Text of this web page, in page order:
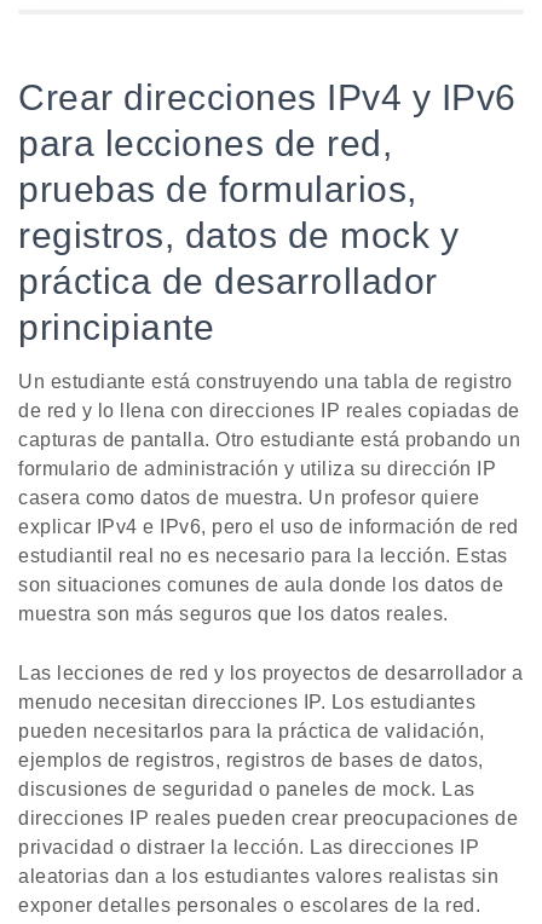
Crear direcciones IPv4 y IPv6
para lecciones de red,
pruebas de formularios,
registros, datos de mock y
práctica de desarrollador
principiante
Un estudiante está construyendo una tabla de registro
de red y lo llena con direcciones IP reales copiadas de
capturas de pantalla. Otro estudiante está probando un
formulario de administración y utiliza su dirección IP
casera como datos de muestra. Un profesor quiere
explicar IPv4 e IPv6, pero el uso de información de red
estudiantil real no es necesario para la lección. Estas
son situaciones comunes de aula donde los datos de
muestra son más seguros que los datos reales.
Las lecciones de red y los proyectos de desarrollador a
menudo necesitan direcciones IP. Los estudiantes
pueden necesitarlos para la práctica de validación,
ejemplos de registros, registros de bases de datos,
discusiones de seguridad o paneles de mock. Las
direcciones IP reales pueden crear preocupaciones de
privacidad o distraer la lección. Las direcciones IP
aleatorias dan a los estudiantes valores realistas sin
exponer detalles personales o escolares de la red.